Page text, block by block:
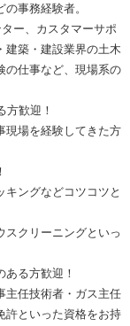
事務経験者。
ー、カスタマーサポ
建築・建設業界の土木
の仕事など、現場系の
方歓迎！
現場を経験してきた方
キングなどコツコツと
スクリーニングといっ
ある方歓迎！
主任技術者・ガス主任
許といった資格をお持